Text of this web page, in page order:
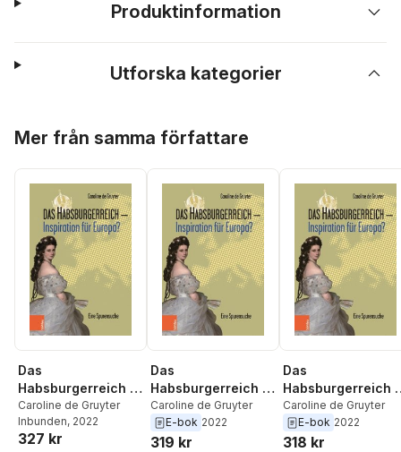
Produktinformation
Utforska kategorier
Mer från samma författare
Das
Habsburgerreich -
Inspiration für
Europa?
Caroline de Gruyter
Inbunden, 2022
327 kr
Das
Habsburgerreich -
Inspiration für
Europa?
Caroline de Gruyter
E-bok 2022
319 kr
Das
Habsburgerreich -
Inspiration für
Europa?
Caroline de Gruyter
E-bok 2022
318 kr